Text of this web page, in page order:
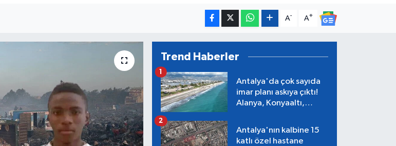
A- A+
Trend Haberler
Antalya'da çok sayıda
imar planı askıya çıktı!
Alanya, Konyaaltı,
1
Antalya'nın kalbine 15
katlı özel hastane
2